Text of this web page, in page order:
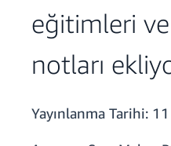
eğitimleri
notları
Yayınlanma Tarihi: